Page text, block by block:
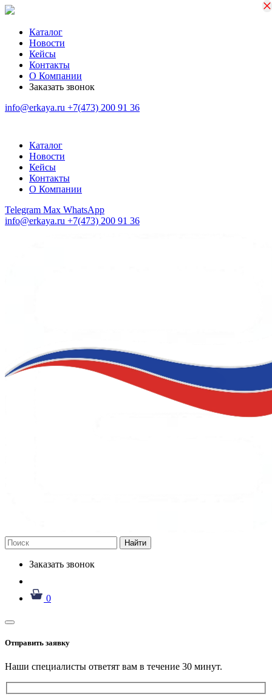
Каталог
Новости
Кейсы
Контакты
О Компании
Заказать звонок
info@erkaya.ru +7(473) 200 91 36
Каталог
Новости
Кейсы
Контакты
О Компании
Telegram Max WhatsApp
info@erkaya.ru +7(473) 200 91 36
Найти
Заказать звонок
0
Отправить заявку
Наши специалисты ответят вам в течение 30 минут.
×
×